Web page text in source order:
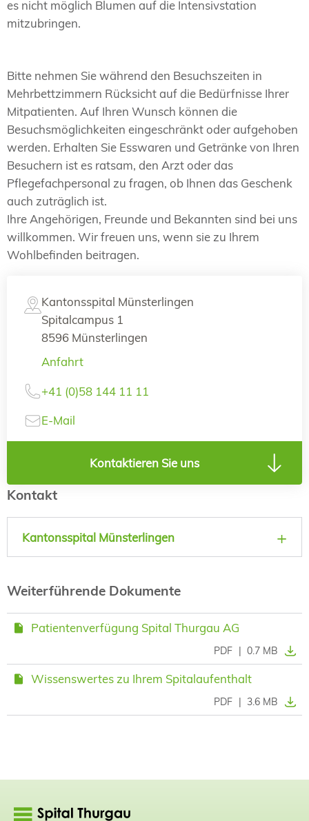
es nicht möglich Blumen auf die Intensivstation
mitzubringen.
Bitte nehmen Sie während den Besuchszeiten in
Mehrbettzimmern Rücksicht auf die Bedürfnisse Ihrer
Mitpatienten. Auf Ihren Wunsch können die
Besuchsmöglichkeiten eingeschränkt oder aufgehoben
werden. Erhalten Sie Esswaren und Getränke von Ihren
Besuchern ist es ratsam, den Arzt oder das
Pflegefachpersonal zu fragen, ob Ihnen das Geschenk
auch zuträglich ist.
Ihre Angehörigen, Freunde und Bekannten sind bei uns
willkommen. Wir freuen uns, wenn sie zu Ihrem
Wohlbefinden beitragen.
Kantonsspital Münsterlingen
Spitalcampus 1
8596 Münsterlingen
Anfahrt
+41 (0)58 144 11 11
E-Mail
Kontaktieren Sie uns
Kontakt
Kantonsspital Münsterlingen
Weiterführende Dokumente
Patientenverfügung Spital Thurgau AG
PDF | 0.7 MB
Wissenswertes zu Ihrem Spitalaufenthalt
PDF | 3.6 MB